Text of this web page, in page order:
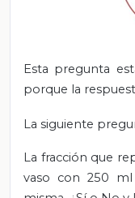
Esta pregunta
porque la
La siguiente
La fracción que
vaso con 250